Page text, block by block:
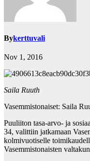
Bykerttuvali
Nov 1, 2016
Saila Ruuth
Vasemmistonaiset: Saila
Puuliiton tasa-arvo- ja
34, valittiin jatkamaan
kolmivuotiselle
Vasemmistonaisten